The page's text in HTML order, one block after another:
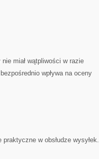
miał wątpliwości w razie
wpływa na oceny
w obsłudze wysyłek.